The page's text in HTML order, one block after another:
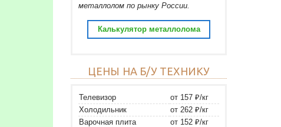
металлолом по рынку России.
Калькулятор металлолома
ЦЕНЫ НА Б/У ТЕХНИКУ
Телевизор
от 157 ₽/кг
Холодильник
от 262 ₽/кг
Варочная плита
от 152 ₽/кг